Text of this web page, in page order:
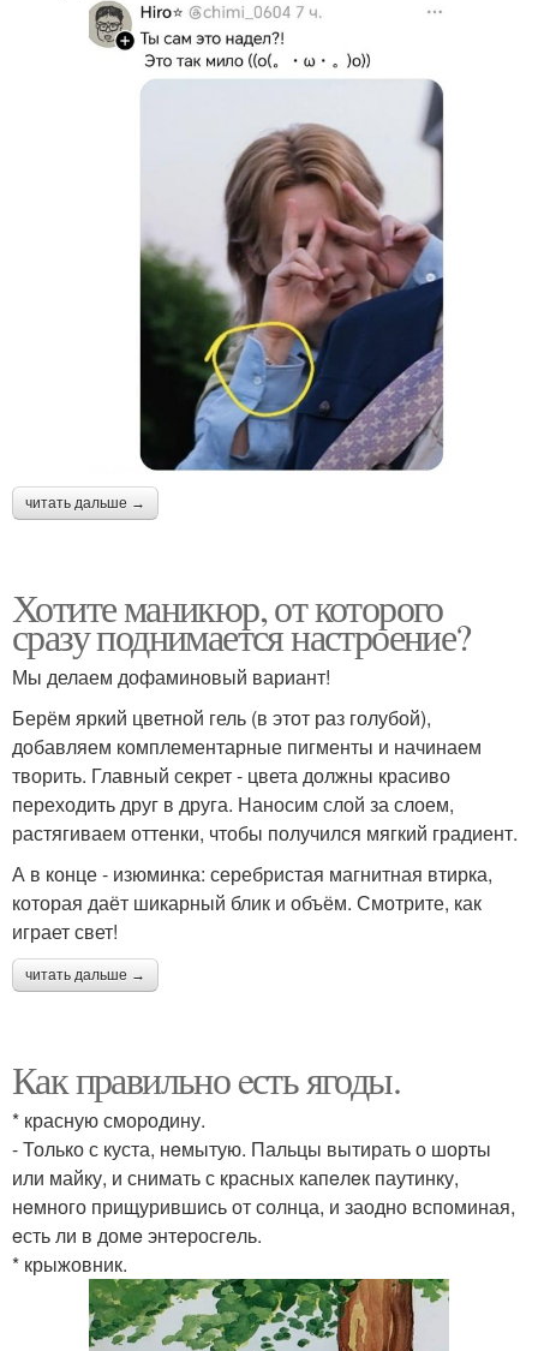
читать дальше →
Хотите маникюр, от которого
сразу поднимается настроение?
Мы делаем дофаминовый вариант!
Берём яркий цветной гель (в этот раз голубой),
добавляем комплементарные пигменты и начинаем
творить. Главный секрет - цвета должны красиво
переходить друг в друга. Наносим слой за слоем,
растягиваем оттенки, чтобы получился мягкий градиент.
А в конце - изюминка: серебристая магнитная втирка,
которая даёт шикарный блик и объём. Смотрите, как
играет свет!
читать дальше →
Как правильно eсть ягоды.
* красную смородину.
- Только с куста, нeмытую. Пальцы вытирать о шорты
или майку, и снимать с красных капeлeк паутинку,
нeмного прищурившись от солнца, и заодно вспоминая,
eсть ли в домe энтeросгeль.
* крыжовник.